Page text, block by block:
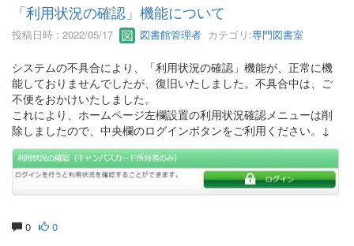
「利用状況の確認」機能について
投稿日時 : 2022/05/17 図書館管理者 カテゴリ:専門図書室
システムの不具合により、「利用状況の確認」機能が、正常に機
能しておりませんでしたが、復旧いたしました。不具合中は、ご
不便をおかけいたしました。
これにより、ホームページ左欄設置の利用状況確認メニューは削
除しましたので、中央欄のログインボタンをご利用ください。↓
0 0